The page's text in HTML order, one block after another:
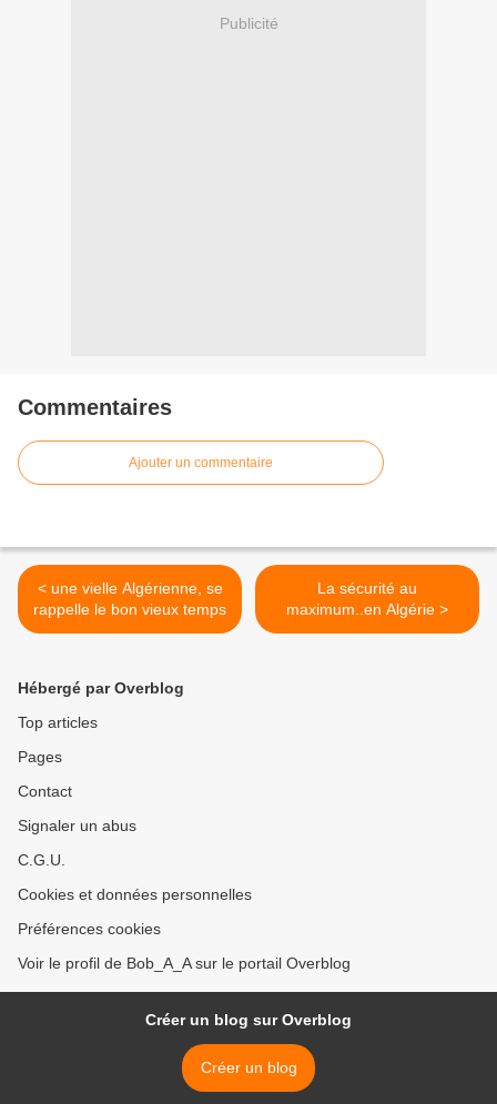
Publicité
Commentaires
Ajouter un commentaire
< une vielle Algérienne, se
rappelle le bon vieux temps
La sécurité au
maximum..en Algérie >
Hébergé par Overblog
Top articles
Pages
Contact
Signaler un abus
C.G.U.
Cookies et données personnelles
Préférences cookies
Voir le profil de Bob_A_A sur le portail Overblog
Créer un blog sur Overblog
Créer un blog